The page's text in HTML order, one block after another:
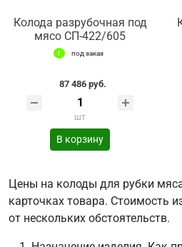
Колода разрубочная под
мясо СП-422/605
под заказ
87 486 руб.
шт
В корзину
Цены на колоды для рубки
карточках товара. Стоимость
от нескольких обстоятельств.